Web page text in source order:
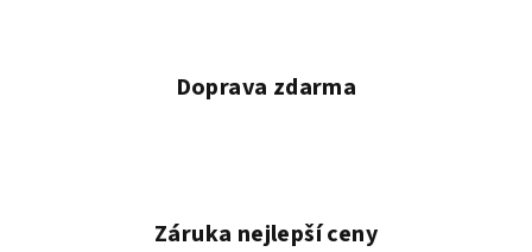
Doprava zdarma
Záruka nejlepší ceny